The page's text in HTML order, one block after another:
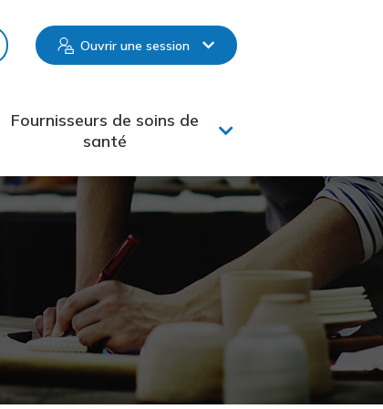
Ouvrir une session
Fournisseurs de soins de
santé